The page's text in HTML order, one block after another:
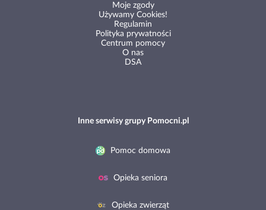
Moje zgody
Używamy Cookies!
Regulamin
Polityka prywatności
Centrum pomocy
O nas
DSA
Inne serwisy grupy Pomocni.pl
Pomoc domowa
Opieka seniora
Opieka zwierząt